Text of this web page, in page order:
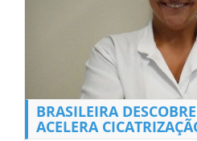
BRASILEIRA
ACELERA